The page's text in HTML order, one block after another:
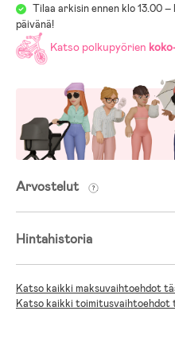
Tilaa arkisin ennen klo 13.00
päivänä!
Katso polkupyörien
Arvostelut
Hintahistoria
Katso kaikki maksuvaihtoehdot
Katso kaikki toimitusvaihtoehdot